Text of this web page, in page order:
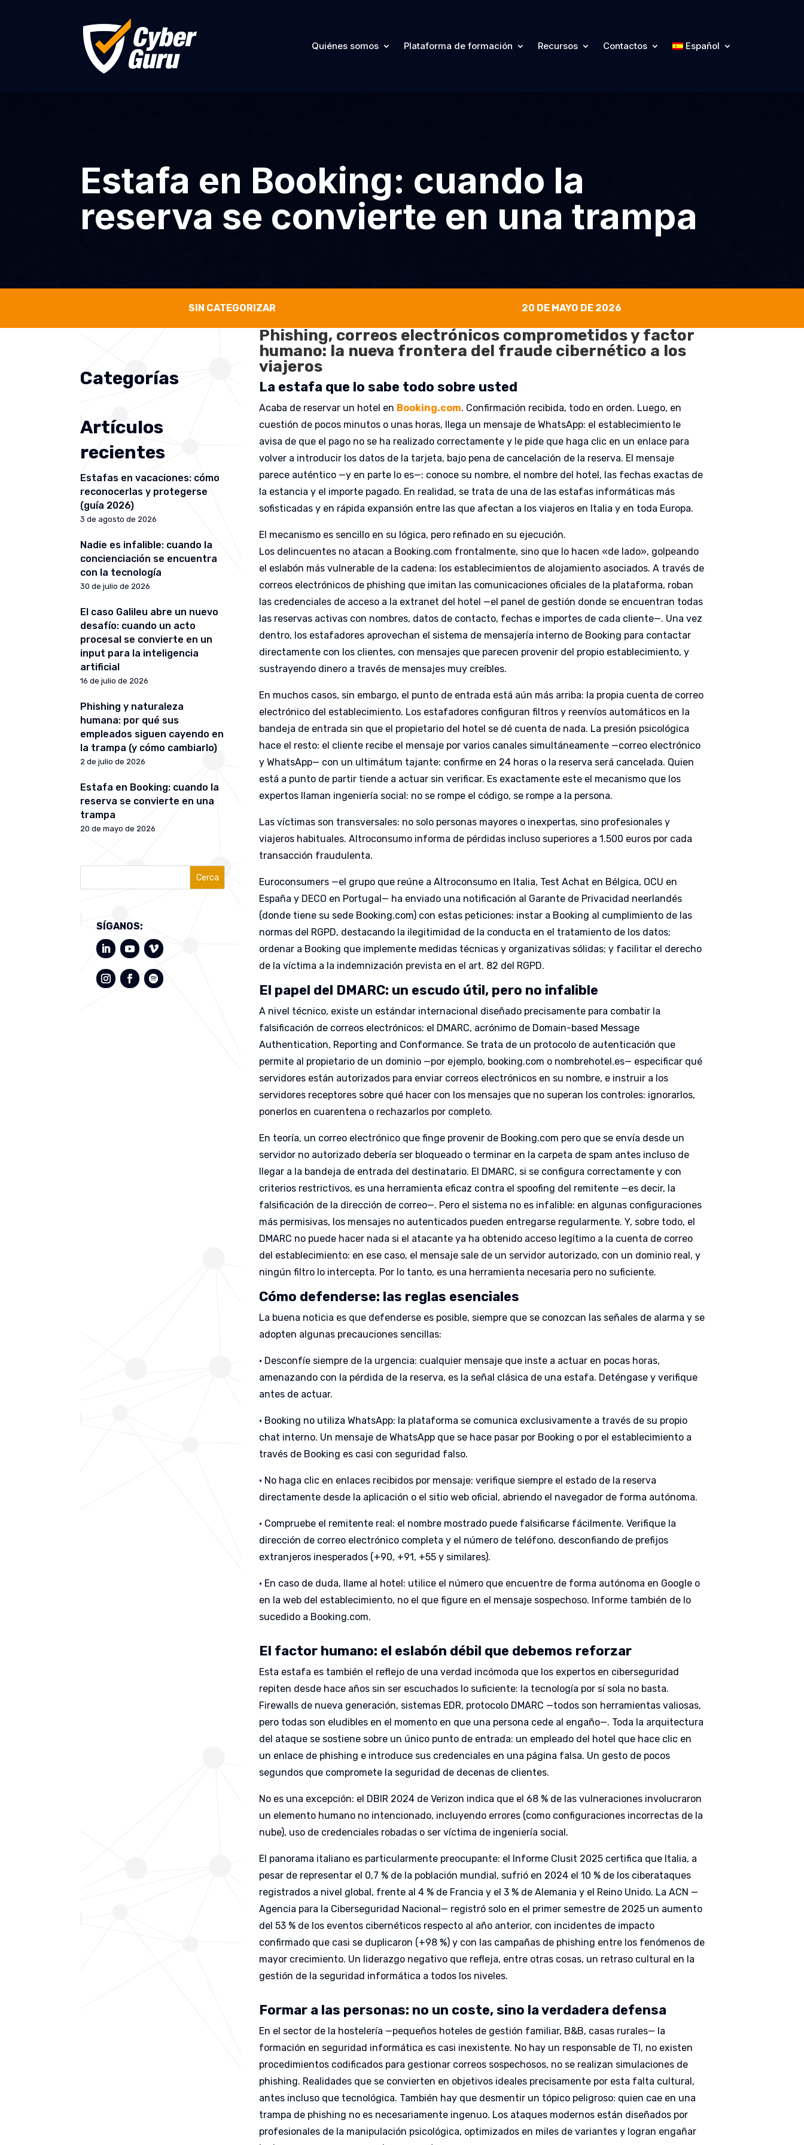
Quiénes somos Plataforma de formación Recursos Contactos Español
Estafa en Booking: cuando la
reserva se convierte en una trampa
SIN CATEGORIZAR 20 DE MAYO DE 2026
Categorías
Artículos
recientes
Estafas en vacaciones: cómo
reconocerlas y protegerse
(guía 2026)
3 de agosto de 2026
Nadie es infalible: cuando la
concienciación se encuentra
con la tecnología
30 de julio de 2026
El caso Galileu abre un nuevo
desafío: cuando un acto
procesal se convierte en un
input para la inteligencia
artificial
16 de julio de 2026
Phishing y naturaleza
humana: por qué sus
empleados siguen cayendo en
la trampa (y cómo cambiarlo)
2 de julio de 2026
Estafa en Booking: cuando la
reserva se convierte en una
trampa
20 de mayo de 2026
Cerca
SÍGANOS:
Phishing, correos electrónicos comprometidos y factor
humano: la nueva frontera del fraude cibernético a los
viajeros
La estafa que lo sabe todo sobre usted
Acaba de reservar un hotel en Booking.com. Confirmación recibida, todo en orden. Luego, en
cuestión de pocos minutos o unas horas, llega un mensaje de WhatsApp: el establecimiento le
avisa de que el pago no se ha realizado correctamente y le pide que haga clic en un enlace para
volver a introducir los datos de la tarjeta, bajo pena de cancelación de la reserva. El mensaje
parece auténtico —y en parte lo es—: conoce su nombre, el nombre del hotel, las fechas exactas de
la estancia y el importe pagado. En realidad, se trata de una de las estafas informáticas más
sofisticadas y en rápida expansión entre las que afectan a los viajeros en Italia y en toda Europa.
El mecanismo es sencillo en su lógica, pero refinado en su ejecución.
Los delincuentes no atacan a Booking.com frontalmente, sino que lo hacen «de lado», golpeando
el eslabón más vulnerable de la cadena: los establecimientos de alojamiento asociados. A través de
correos electrónicos de phishing que imitan las comunicaciones oficiales de la plataforma, roban
las credenciales de acceso a la extranet del hotel —el panel de gestión donde se encuentran todas
las reservas activas con nombres, datos de contacto, fechas e importes de cada cliente—. Una vez
dentro, los estafadores aprovechan el sistema de mensajería interno de Booking para contactar
directamente con los clientes, con mensajes que parecen provenir del propio establecimiento, y
sustrayendo dinero a través de mensajes muy creíbles.
En muchos casos, sin embargo, el punto de entrada está aún más arriba: la propia cuenta de correo
electrónico del establecimiento. Los estafadores configuran filtros y reenvíos automáticos en la
bandeja de entrada sin que el propietario del hotel se dé cuenta de nada. La presión psicológica
hace el resto: el cliente recibe el mensaje por varios canales simultáneamente —correo electrónico
y WhatsApp— con un ultimátum tajante: confirme en 24 horas o la reserva será cancelada. Quien
está a punto de partir tiende a actuar sin verificar. Es exactamente este el mecanismo que los
expertos llaman ingeniería social: no se rompe el código, se rompe a la persona.
Las víctimas son transversales: no solo personas mayores o inexpertas, sino profesionales y
viajeros habituales. Altroconsumo informa de pérdidas incluso superiores a 1.500 euros por cada
transacción fraudulenta.
Euroconsumers —el grupo que reúne a Altroconsumo en Italia, Test Achat en Bélgica, OCU en
España y DECO en Portugal— ha enviado una notificación al Garante de Privacidad neerlandés
(donde tiene su sede Booking.com) con estas peticiones: instar a Booking al cumplimiento de las
normas del RGPD, destacando la ilegitimidad de la conducta en el tratamiento de los datos;
ordenar a Booking que implemente medidas técnicas y organizativas sólidas; y facilitar el derecho
de la víctima a la indemnización prevista en el art. 82 del RGPD.
El papel del DMARC: un escudo útil, pero no infalible
A nivel técnico, existe un estándar internacional diseñado precisamente para combatir la
falsificación de correos electrónicos: el DMARC, acrónimo de Domain-based Message
Authentication, Reporting and Conformance. Se trata de un protocolo de autenticación que
permite al propietario de un dominio —por ejemplo, booking.com o nombrehotel.es— especificar qué
servidores están autorizados para enviar correos electrónicos en su nombre, e instruir a los
servidores receptores sobre qué hacer con los mensajes que no superan los controles: ignorarlos,
ponerlos en cuarentena o rechazarlos por completo.
En teoría, un correo electrónico que finge provenir de Booking.com pero que se envía desde un
servidor no autorizado debería ser bloqueado o terminar en la carpeta de spam antes incluso de
llegar a la bandeja de entrada del destinatario. El DMARC, si se configura correctamente y con
criterios restrictivos, es una herramienta eficaz contra el spoofing del remitente —es decir, la
falsificación de la dirección de correo—. Pero el sistema no es infalible: en algunas configuraciones
más permisivas, los mensajes no autenticados pueden entregarse regularmente. Y, sobre todo, el
DMARC no puede hacer nada si el atacante ya ha obtenido acceso legítimo a la cuenta de correo
del establecimiento: en ese caso, el mensaje sale de un servidor autorizado, con un dominio real, y
ningún filtro lo intercepta. Por lo tanto, es una herramienta necesaria pero no suficiente.
Cómo defenderse: las reglas esenciales
La buena noticia es que defenderse es posible, siempre que se conozcan las señales de alarma y se
adopten algunas precauciones sencillas:
• Desconfíe siempre de la urgencia: cualquier mensaje que inste a actuar en pocas horas,
amenazando con la pérdida de la reserva, es la señal clásica de una estafa. Deténgase y verifique
antes de actuar.
• Booking no utiliza WhatsApp: la plataforma se comunica exclusivamente a través de su propio
chat interno. Un mensaje de WhatsApp que se hace pasar por Booking o por el establecimiento a
través de Booking es casi con seguridad falso.
• No haga clic en enlaces recibidos por mensaje: verifique siempre el estado de la reserva
directamente desde la aplicación o el sitio web oficial, abriendo el navegador de forma autónoma.
• Compruebe el remitente real: el nombre mostrado puede falsificarse fácilmente. Verifique la
dirección de correo electrónico completa y el número de teléfono, desconfiando de prefijos
extranjeros inesperados (+90, +91, +55 y similares).
• En caso de duda, llame al hotel: utilice el número que encuentre de forma autónoma en Google o
en la web del establecimiento, no el que figure en el mensaje sospechoso. Informe también de lo
sucedido a Booking.com.
El factor humano: el eslabón débil que debemos reforzar
Esta estafa es también el reflejo de una verdad incómoda que los expertos en ciberseguridad
repiten desde hace años sin ser escuchados lo suficiente: la tecnología por sí sola no basta.
Firewalls de nueva generación, sistemas EDR, protocolo DMARC —todos son herramientas valiosas,
pero todas son eludibles en el momento en que una persona cede al engaño—. Toda la arquitectura
del ataque se sostiene sobre un único punto de entrada: un empleado del hotel que hace clic en
un enlace de phishing e introduce sus credenciales en una página falsa. Un gesto de pocos
segundos que compromete la seguridad de decenas de clientes.
No es una excepción: el DBIR 2024 de Verizon indica que el 68 % de las vulneraciones involucraron
un elemento humano no intencionado, incluyendo errores (como configuraciones incorrectas de la
nube), uso de credenciales robadas o ser víctima de ingeniería social.
El panorama italiano es particularmente preocupante: el Informe Clusit 2025 certifica que Italia, a
pesar de representar el 0,7 % de la población mundial, sufrió en 2024 el 10 % de los ciberataques
registrados a nivel global, frente al 4 % de Francia y el 3 % de Alemania y el Reino Unido. La ACN —
Agencia para la Ciberseguridad Nacional— registró solo en el primer semestre de 2025 un aumento
del 53 % de los eventos cibernéticos respecto al año anterior, con incidentes de impacto
confirmado que casi se duplicaron (+98 %) y con las campañas de phishing entre los fenómenos de
mayor crecimiento. Un liderazgo negativo que refleja, entre otras cosas, un retraso cultural en la
gestión de la seguridad informática a todos los niveles.
Formar a las personas: no un coste, sino la verdadera defensa
En el sector de la hostelería —pequeños hoteles de gestión familiar, B&B, casas rurales— la
formación en seguridad informática es casi inexistente. No hay un responsable de TI, no existen
procedimientos codificados para gestionar correos sospechosos, no se realizan simulaciones de
phishing. Realidades que se convierten en objetivos ideales precisamente por esta falta cultural,
antes incluso que tecnológica. También hay que desmentir un tópico peligroso: quien cae en una
trampa de phishing no es necesariamente ingenuo. Los ataques modernos están diseñados por
profesionales de la manipulación psicológica, optimizados en miles de variantes y logran engañar